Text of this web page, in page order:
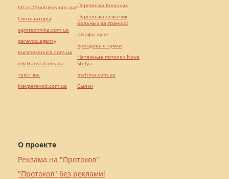
О проекте
Реклама на "Протокол"
"Протокол" без реклами!
https://motokosmos.ua/
Синтезаторы
agrotechnika.com.ua
perevod.agency
europeservice.com.ua
mk-translations.ua
текст юа
kievperevod.com.ua
Перевозка больных
Перевозка лежачих
больных за границу
Шкафы купе
Брендовые сумки
Натяжные потолки Nova
Stelya
maltina.com.ua
Cылки